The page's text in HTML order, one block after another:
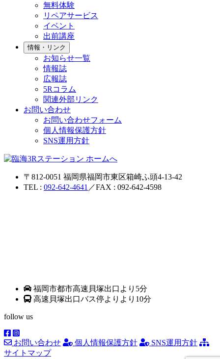
無料体験
リペアサービス
イベント
出前講座
情報・リンク
お知らせ一覧
情報誌
広報誌
5Rコラム
関連外部リンク
お問い合わせ
お問い合わせフォーム
個人情報保護方針
SNS運用方針
〒812-0051 福岡県福岡市東区箱崎ふ頭4-13-42
TEL : 092-642-4641 ／FAX : 092-642-4598
福岡市都市高速貝塚出口より5分
高速貝塚出口バス停よりより10分
follow us
お問い合わせ 個人情報保護方針
SNS運用方針
サイトマップ